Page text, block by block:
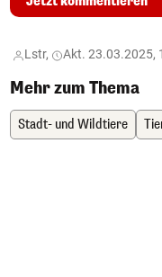
Lstr, Akt. 23.03.2025,
Mehr zum Thema
Stadt- und Wildtiere